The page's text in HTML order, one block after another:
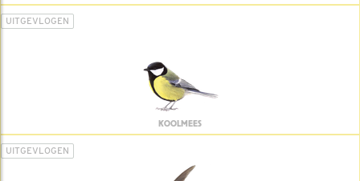
UITGEVLOGEN
KOOLMEES
UITGEVLOGEN